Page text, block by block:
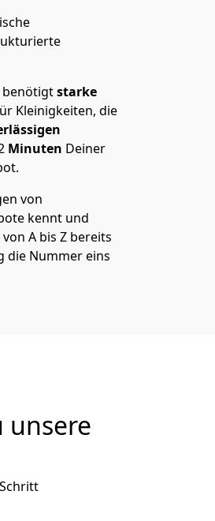
benötigtstarke
Kleinigkeiten, die
Minuten Deiner
von
kennt und
A bis Z bereits
die Nummer eins
unsere